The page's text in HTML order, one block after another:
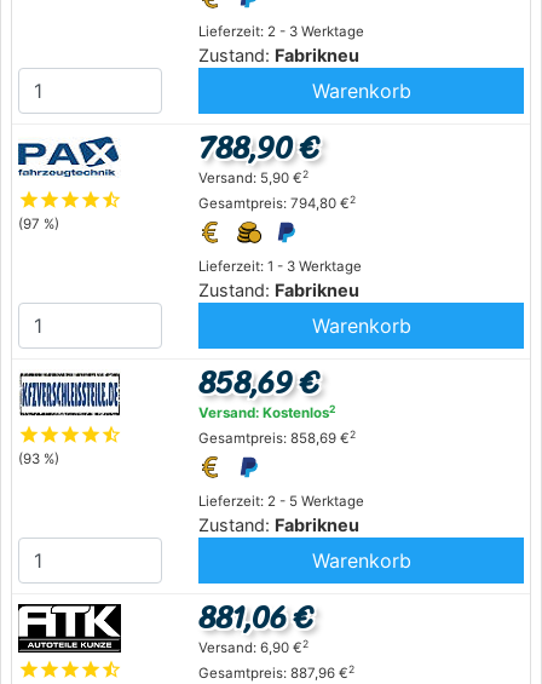
Lieferzeit: 2 - 3 Werktage
Zustand: Fabrikneu
Warenkorb
starstarstarstarstar_half
(97 %)
Lieferzeit: 1 - 3 Werktage
Zustand: Fabrikneu
788,90 €
Versand: 5,90 €2
Gesamtpreis: 794,80 €2
Warenkorb
starstarstarstarstar_half
(93 %)
Lieferzeit: 2 - 5 Werktage
Zustand: Fabrikneu
858,69 €
Versand: Kostenlos2
Gesamtpreis: 858,69 €2
Warenkorb
starstarstarstarstar_half
881,06 €
Versand: 6,90 €2
Gesamtpreis: 887,96 €2